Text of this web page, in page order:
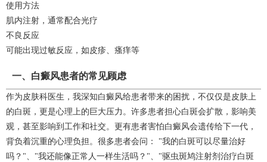
使用方法
肌内注射，通常配合光疗
不良反应
可能出现过敏反应，如皮疹、瘙痒等
一、白癜风患者的常见顾虑
作为皮肤科医生，我深知白癜风给患者带来的困扰，不仅仅是皮肤上
的白斑，更是心理上的巨大压力。许多患者担心白斑会扩散，影响美
观，甚至影响到工作和社交。更有患者害怕白癜风会遗传给下一代，
背负着沉重的心理负担。很多患者会问： "我的白斑可以尽量治好
吗？"、"我还能像正常人一样生活吗？"、"驱虫斑鸠注射剂治疗白斑